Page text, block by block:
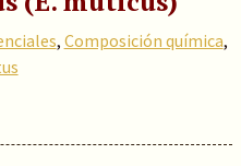
, Composición química,